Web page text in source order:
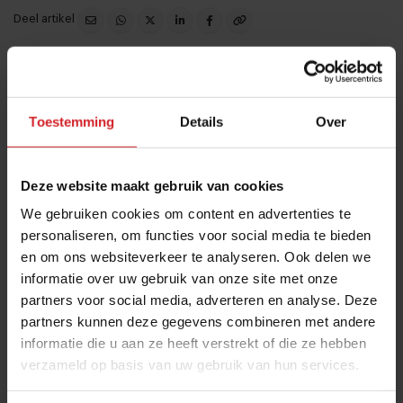
Toestemming Details Over
Deze website maakt gebruik van cookies
We gebruiken cookies om content en advertenties te
personaliseren, om functies voor social media te bieden
en om ons websiteverkeer te analyseren. Ook delen we
informatie over uw gebruik van onze site met onze
partners voor social media, adverteren en analyse. Deze
partners kunnen deze gegevens combineren met andere
informatie die u aan ze heeft verstrekt of die ze hebben
verzameld op basis van uw gebruik van hun services.
Deel artikel
Magazine!
THANKS
Ja, ik wil graag eens per maand het digitale magazine
per e-mail ontvangen.
Verzend
Veel gelezen artikelen